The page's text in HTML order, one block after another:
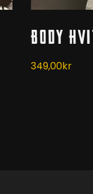
produktet
flere
Body
349,00kr